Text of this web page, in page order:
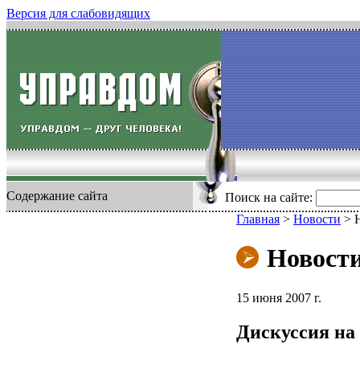
Версия для слабовидящих
Содержание сайта Поиск на сайте:
Главная > Новости >
15 июня 2007 г.
Дискуссия